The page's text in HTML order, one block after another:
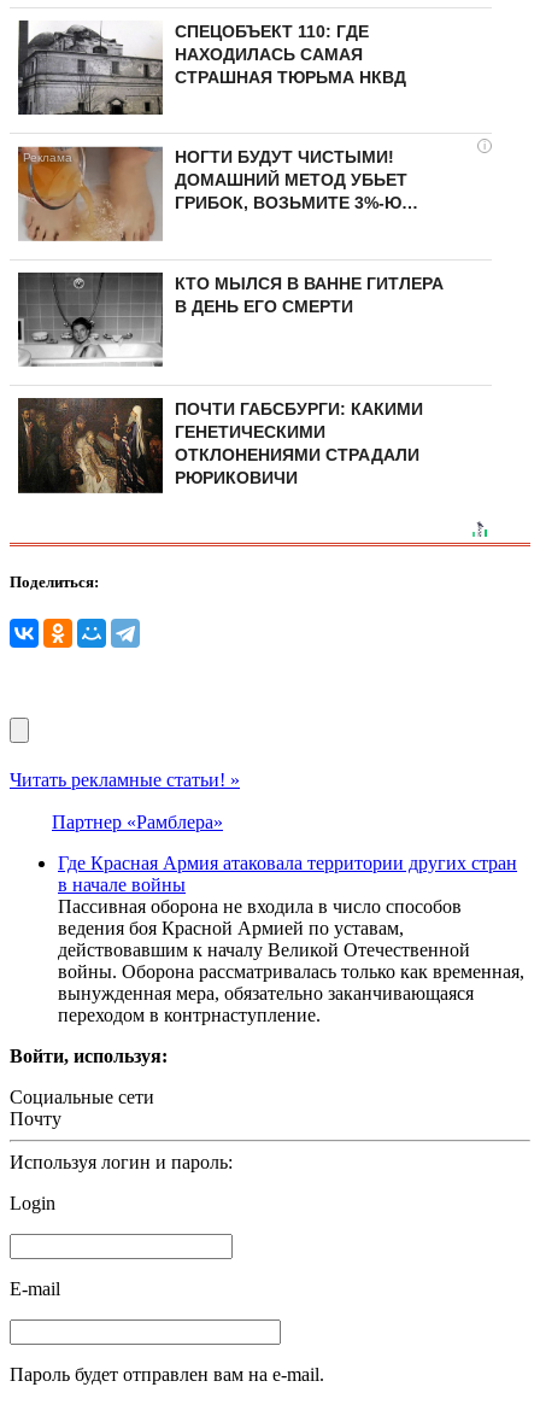
СПЕЦОБЪЕКТ 110: ГДЕ
НАХОДИЛАСЬ САМАЯ
СТРАШНАЯ ТЮРЬМА НКВД
i
НОГТИ БУДУТ ЧИСТЫМИ!
ДОМАШНИЙ МЕТОД УБЬЕТ
ГРИБОК, ВОЗЬМИТЕ 3%-Ю…
КТО МЫЛСЯ В ВАННЕ ГИТЛЕРА
В ДЕНЬ ЕГО СМЕРТИ
ПОЧТИ ГАБСБУРГИ: КАКИМИ
ГЕНЕТИЧЕСКИМИ
ОТКЛОНЕНИЯМИ СТРАДАЛИ
РЮРИКОВИЧИ
Поделиться:
Читать рекламные статьи! »
Партнер «Рамблера»
Где Красная Армия атаковала территории других стран
в начале войны
Пассивная оборона не входила в число способов
ведения боя Красной Армией по уставам,
действовавшим к началу Великой Отечественной
войны. Оборона рассматривалась только как временная,
вынужденная мера, обязательно заканчивающаяся
переходом в контрнаступление.
Войти, используя:
Социальные сети
Почту
Используя логин и пароль:
Login
E-mail
Пароль будет отправлен вам на e-mail.